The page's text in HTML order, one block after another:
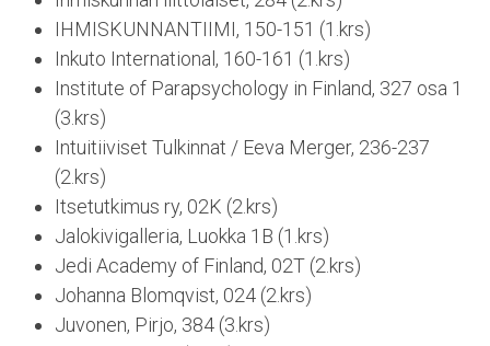
IHMISKUNNANTIIMI, 150-151 (1.krs)
Inkuto International, 160-161 (1.krs)
Institute of Parapsychology in Finland, 327 osa 1
(3.krs)
Intuitiiviset Tulkinnat / Eeva Merger, 236-237
(2.krs)
Itsetutkimus ry, 02K (2.krs)
Jalokivigalleria, Luokka 1B (1.krs)
Jedi Academy of Finland, 02T (2.krs)
Johanna Blomqvist, 024 (2.krs)
Juvonen, Pirjo, 384 (3.krs)